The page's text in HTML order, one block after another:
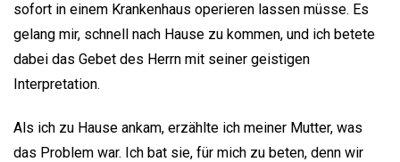
sofort in einem Krankenhaus operieren lassen müsse. Es
gelang mir, schnell nach Hause zu kommen, und ich betete
dabei das Gebet des Herrn mit seiner geistigen
Interpretation.
Als ich zu Hause ankam, erzählte ich meiner Mutter, was
das Problem war. Ich bat sie, für mich zu beten, denn wir